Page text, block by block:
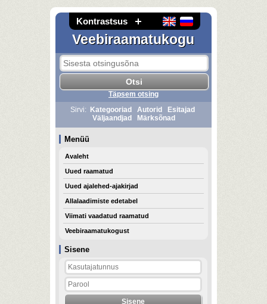
Kontrastsus
Veebiraamatukogu
Sisene
Täpsem otsing
Sirvi:
Kategooriad Autorid
Esitajad
Väljaandjad
Märksõnad
Menüü
Avaleht
Uued raamatud
Uued ajalehed-ajakirjad
Allalaadimiste edetabel
Viimati vaadatud raamatud
Veebiraamatukogust